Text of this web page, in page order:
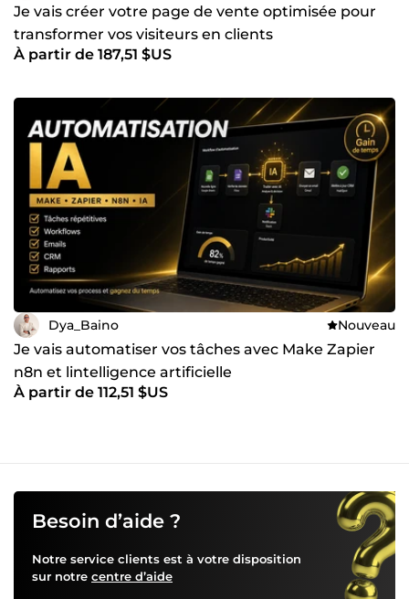
Je vais créer votre page de vente optimisée pour
transformer vos visiteurs en clients
À partir de 187,51 $US
Dya_Baino Nouveau
Je vais automatiser vos tâches avec Make Zapier
n8n et lintelligence artificielle
À partir de 112,51 $US
Besoin d’aide ?
Notre service clients est à votre disposition
sur notre centre d’aide